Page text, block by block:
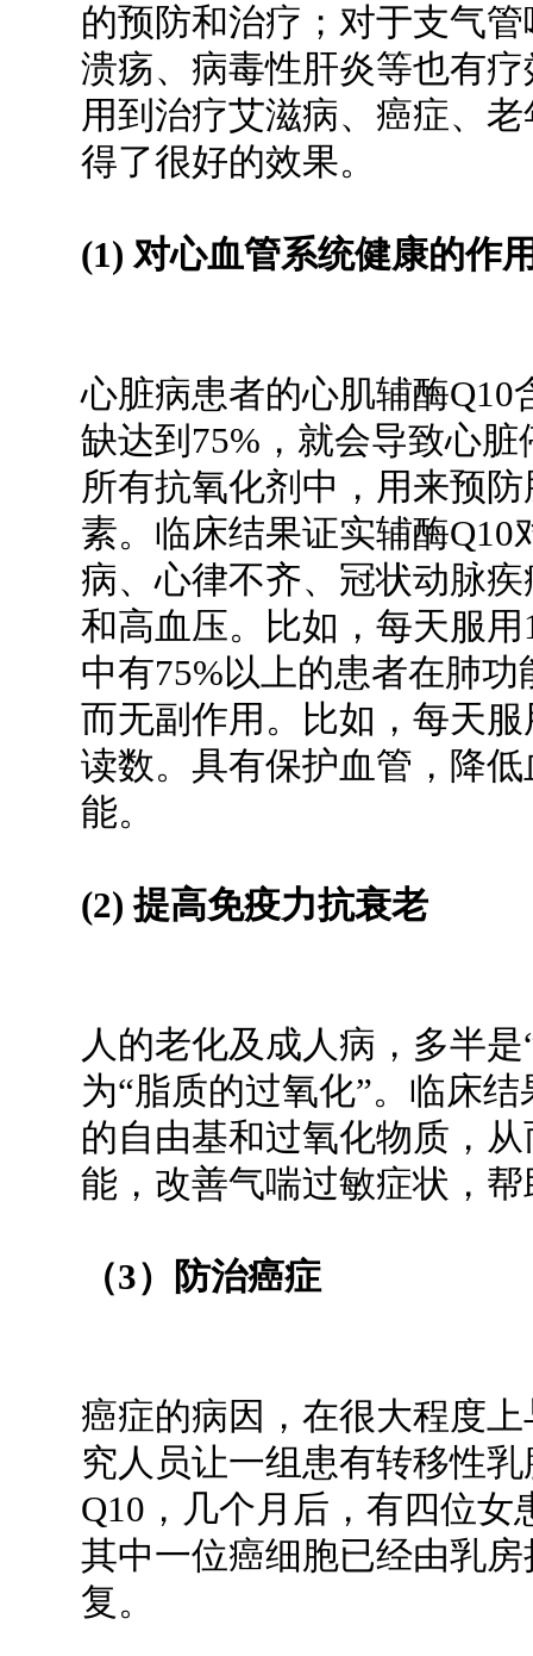
的预防和治疗；对于支气
溃疡、病毒性肝炎等也有
用到治疗艾滋病、癌症、
得了很好的效果。
(1) 对心血管系统健康的作
心脏病患者的心肌辅酶Q10
缺达到75%，就会导致心
所有抗氧化剂中，用来预
素。临床结果证实辅酶
病、心律不齐、冠状动脉
和高血压。比如，每天服
中有75%以上的患者在肺
而无副作用。比如，每天
读数。具有保护血管，降
能。
(2) 提高免疫力抗衰老
人的老化及成人病，多半
为“脂质的过氧化”。临床
的自由基和过氧化物质，
能，改善气喘过敏症状，
（3）防治癌症
癌症的病因，在很大程度
究人员让一组患有转移性
Q10，几个月后，有四位
其中一位癌细胞已经由乳
复。